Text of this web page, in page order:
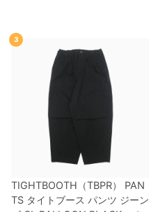
3
TIGHTBOOTH（TBPR） PAN
TS タイトブース パンツ ジーン